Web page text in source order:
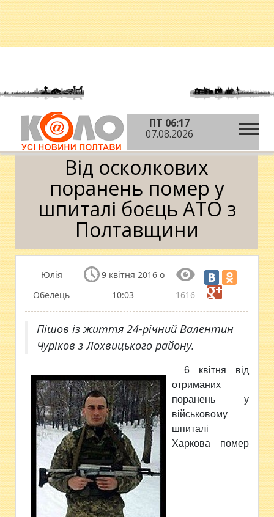
ПТ 06:17
07.08.2026
Головна » АТО »Від осколкових поранень помер
у шпиталі боєць АТО з Полтавщини
Від осколкових
поранень помер у
шпиталі боєць АТО з
Полтавщини
Юлія
Обелець
9 квітня 2016 о
10:03
1616
Пішов із життя 24-річний Валентин
Чуріков з Лохвицького району.
6 квітня від
отриманих
поранень у
військовому
шпиталі
Харкова помер